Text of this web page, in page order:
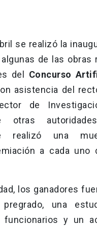
se realizó la
de las obras
del Concurso
asistencia del
de
otras
realizó una
a cada uno
los ganadores
una
funcionarios y un